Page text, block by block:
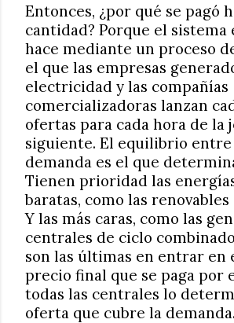
Entonces, ¿por qué se pagó
cantidad? Porque el sistema
hace mediante un proceso
el que las empresas
electricidad y las compañías
comercializadoras lanzan
ofertas para cada hora de la
siguiente. El equilibrio
demanda es el que
Tienen prioridad las
baratas, como las
Y las más caras, como las
centrales de ciclo
son las últimas en entrar en
precio final que se paga por
todas las centrales lo
oferta que cubre la demanda.